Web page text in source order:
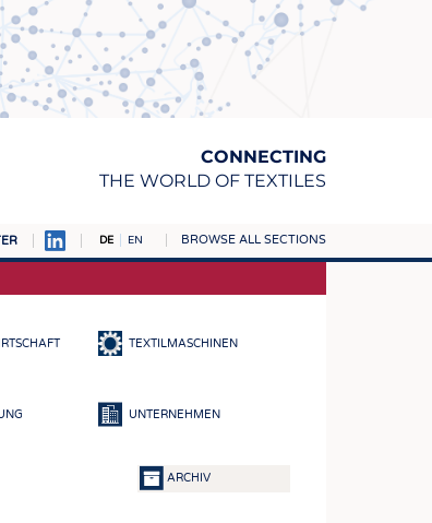
CONNECTING
THE WORLD OF TEXTILES
DE EN BROWSE ALL SECTIONS
TEXTILMASCHINEN
UNTERNEHMEN
ARCHIV